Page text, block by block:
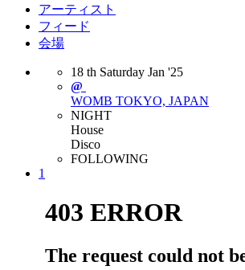
アーティスト
フィード
会場
18 th Saturday Jan '25
@
WOMB TOKYO, JAPAN
NIGHT
House
Disco
FOLLOWING
1